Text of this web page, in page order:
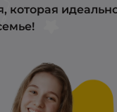
которая